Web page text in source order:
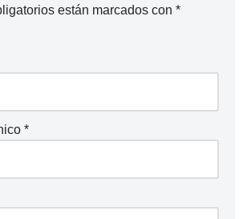
están marcados con *
*